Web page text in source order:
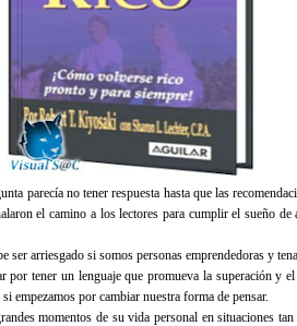
parecía no tener respuesta hasta que las
el camino a los lectores para cumplir el sueño
arriesgado si somos personas emprendedoras y
por tener un lenguaje que promueva la superación y
empezamos por cambiar nuestra forma de pensar.
momentos de su vida personal en situaciones